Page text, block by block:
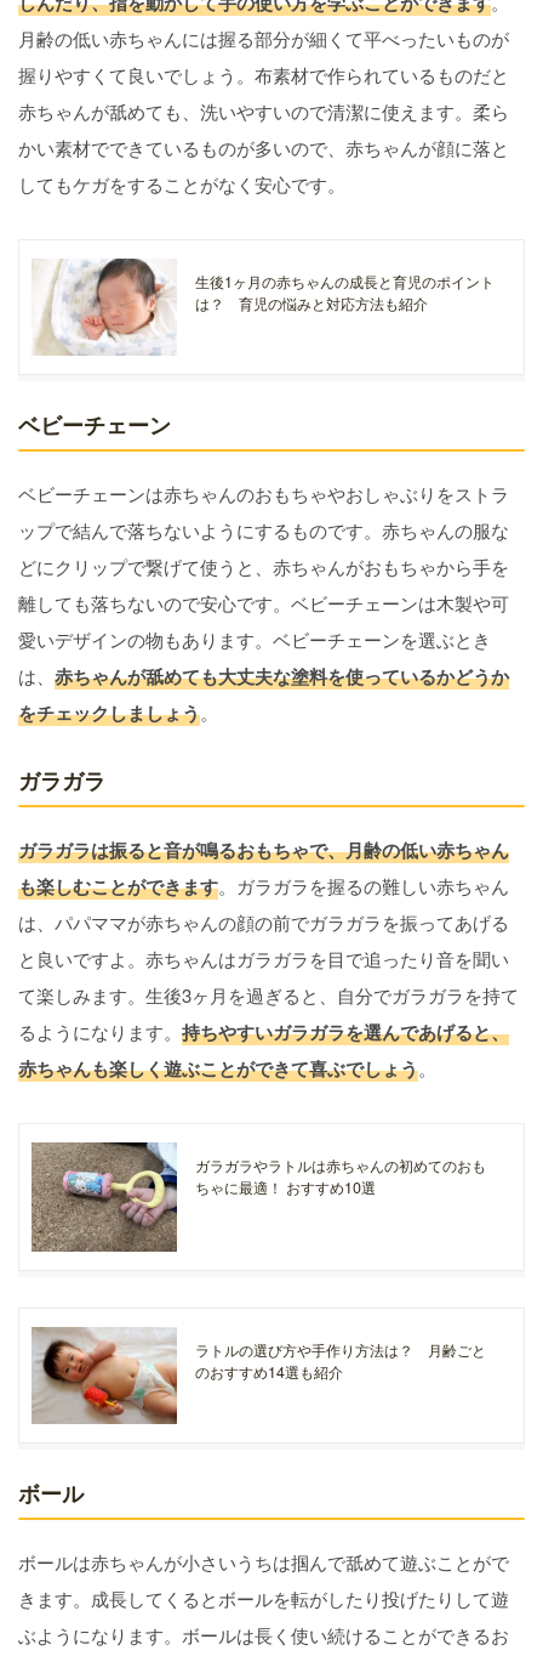
月齢の低い赤ちゃんには握る部分が細くて平べったいものが
握りやすくて良いでしょう。布素材で作られているものだと
赤ちゃんが舐めても、洗いやすいので清潔に使えます。柔ら
かい素材でできているものが多いので、赤ちゃんが顔に落と
してもケガをすることがなく安心です。
生後1ヶ月の赤ちゃんの成長と育児のポイント
は？ 育児の悩みと対応方法も紹介
ベビーチェーン
ベビーチェーンは赤ちゃんのおもちゃやおしゃぶりをストラ
ップで結んで落ちないようにするものです。赤ちゃんの服な
どにクリップで繋げて使うと、赤ちゃんがおもちゃから手を
離しても落ちないので安心です。ベビーチェーンは木製や可
愛いデザインの物もあります。ベビーチェーンを選ぶとき
は、 赤ちゃんが舐めても大丈夫な塗料を使っているかどうか
をチェックしましょう。
ガラガラ
ガラガラは振ると音が鳴るおもちゃで、月齢の低い赤ちゃん
も楽しむことができます。ガラガラを握るの難しい赤ちゃん
は、パパママが赤ちゃんの顔の前でガラガラを振ってあげる
と良いですよ。赤ちゃんはガラガラを目で追ったり音を聞い
て楽しみます。生後3ヶ月を過ぎると、自分でガラガラを持て
るようになります。 持ちやすいガラガラを選んであげると、
赤ちゃんも楽しく遊ぶことができて喜ぶでしょう。
ガラガラやラトルは赤ちゃんの初めてのおも
ちゃに最適！ おすすめ10選
ラトルの選び方や手作り方法は？ 月齢ごと
のおすすめ14選も紹介
ボール
ボールは赤ちゃんが小さいうちは掴んで舐めて遊ぶことがで
きます。成長してくるとボールを転がしたり投げたりして遊
ぶようになります。ボールは長く使い続けることができるお